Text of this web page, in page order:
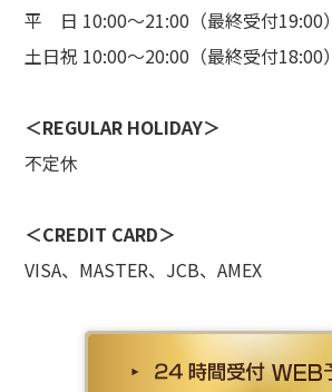
平 日 10:00～21:00（最終受付19:00）
土日祝 10:00～20:00（最終受付18:00）
＜REGULAR HOLIDAY＞
不定休
＜CREDIT CARD＞
VISA、MASTER、JCB、AMEX